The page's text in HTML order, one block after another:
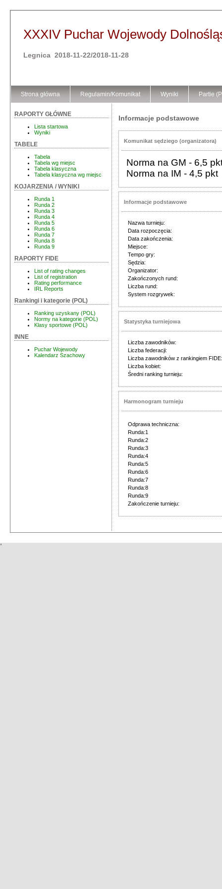
XXXIV Puchar Wojewody
Legnica 2018-11-22/2018-11-28
Strona główna Regulamin/Komunikat Wyniki Partie
RAPORTY GŁÓWNE
Lista startowa
Wyniki
TABELE
Tabela
Tabela wg miejsc
Tabela klasyczna
Tabela klasyczna wg miejsc
KOJARZENIA / WYNIKI
Runda 1
Runda 2
Runda 3
Runda 4
Runda 5
Runda 6
Runda 7
Runda 8
Runda 9
RAPORTY FIDE
List of rating changes
List of registration
Rating performance
IRL Reports
Rankingi i kategorie (POL)
Ranking uzyskany (POL)
Normy na kategorie (POL)
Klasy sportowe (POL)
INNE
Puchar Wojewody
Kalendarz Szachowy
Informacje podstawowe
Komunikat sędziego (organizatora)
Norma na GM - 6,5
Norma na IM - 4,5 pkt
Informacje podstawowe
Nazwa turnieju:
Data rozpoczęcia:
Data zakończenia:
Miejsce:
Tempo gry:
Sędzia:
Organizator:
Zakończonych rund:
Liczba rund:
System rozgrywek:
Statystyka turniejowa
Liczba zawodników:
Liczba federacji:
Liczba zawodników z rankingiem FIDE:
Liczba kobiet:
Średni ranking turnieju:
Harmonogram turnieju
Odprawa techniczna:
Runda:1
Runda:2
Runda:3
Runda:4
Runda:5
Runda:6
Runda:7
Runda:8
Runda:9
Zakończenie turnieju:
'